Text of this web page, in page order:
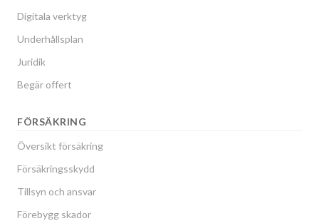
Digitala verktyg
Underhållsplan
Juridik
Begär offert
FÖRSÄKRING
Översikt försäkring
Försäkringsskydd
Tillsyn och ansvar
Förebygg skador